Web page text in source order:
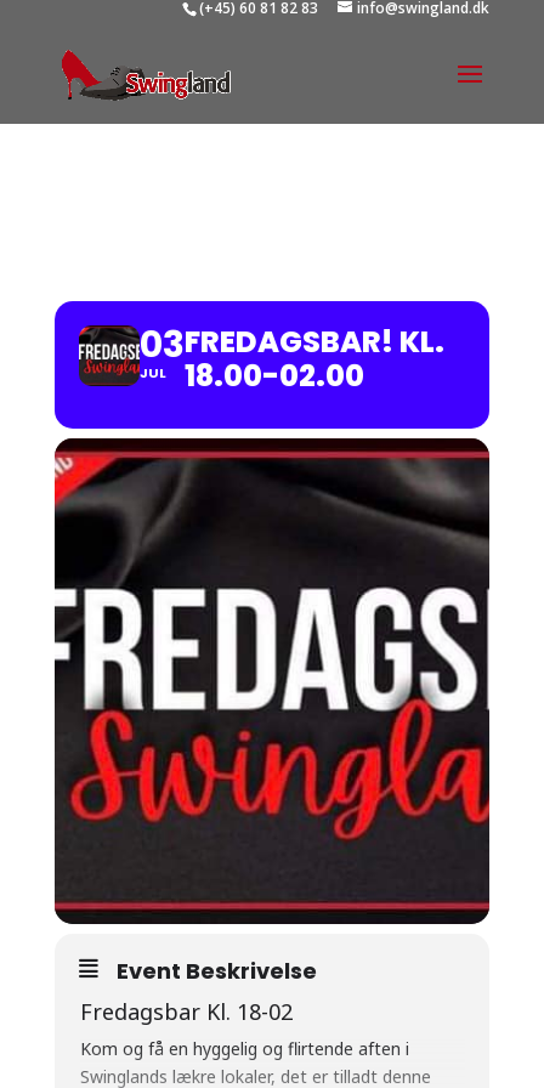
(+45) 60 81 82 83 info@swingland.dk
03
JUL
FREDAGSBAR! KL.
18.00-02.00
Event Beskrivelse
Fredagsbar Kl. 18-02
Kom og få en hyggelig og flirtende aften i
Swinglands lækre lokaler, det er tilladt denne